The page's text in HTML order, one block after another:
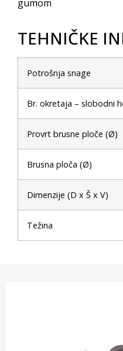
gumom
TEHNIČKE
Potrošnja snage
Br. okretaja – slobodni
Provrt brusne ploče (Ø)
Brusna ploča (Ø)
Dimenzije (D x Š x V)
Težina